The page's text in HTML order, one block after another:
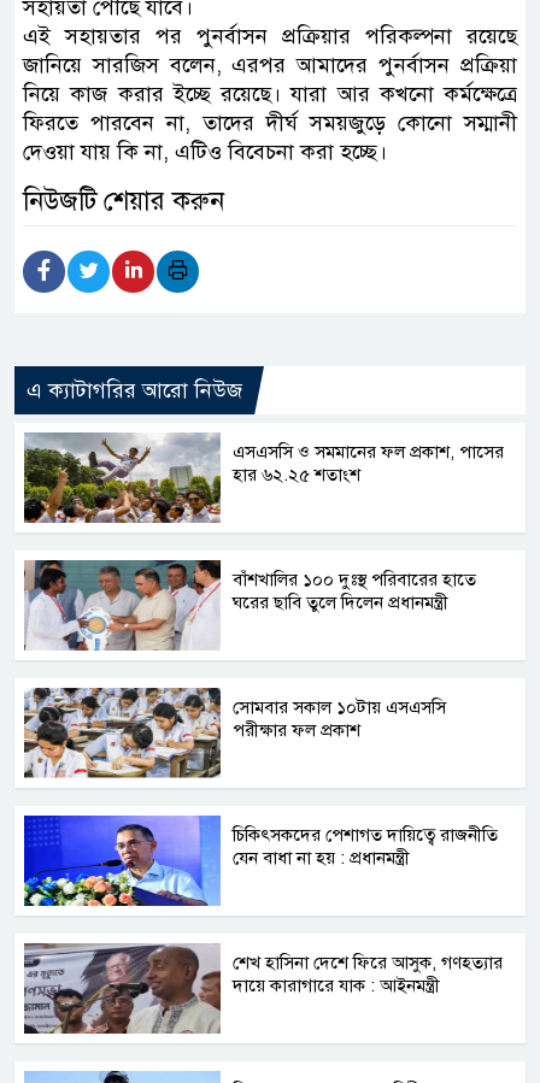
সহায়তা পৌঁছে যাবে।
এই সহায়তার পর পুনর্বাসন প্রক্রিয়ার পরিকল্পনা রয়েছে
জানিয়ে সারজিস বলেন, এরপর আমাদের পুনর্বাসন প্রক্রিয়া
নিয়ে কাজ করার ইচ্ছে রয়েছে। যারা আর কখনো কর্মক্ষেত্রে
ফিরতে পারবেন না, তাদের দীর্ঘ সময়জুড়ে কোনো সম্মানী
দেওয়া যায় কি না, এটিও বিবেচনা করা হচ্ছে।
নিউজটি শেয়ার করুন
এ ক্যাটাগরির আরো নিউজ
এসএসসি ও সমমানের ফল প্রকাশ, পাসের
হার ৬২.২৫ শতাংশ
বাঁশখালির ১০০ দুঃস্থ পরিবারের হাতে
ঘরের ছাবি তুলে দিলেন প্রধানমন্ত্রী
সোমবার সকাল ১০টায় এসএসসি
পরীক্ষার ফল প্রকাশ
চিকিৎসকদের পেশাগত দায়িত্বে রাজনীতি
যেন বাধা না হয় : প্রধানমন্ত্রী
শেখ হাসিনা দেশে ফিরে আসুক, গণহত্যার
দায়ে কারাগারে যাক : আইনমন্ত্রী